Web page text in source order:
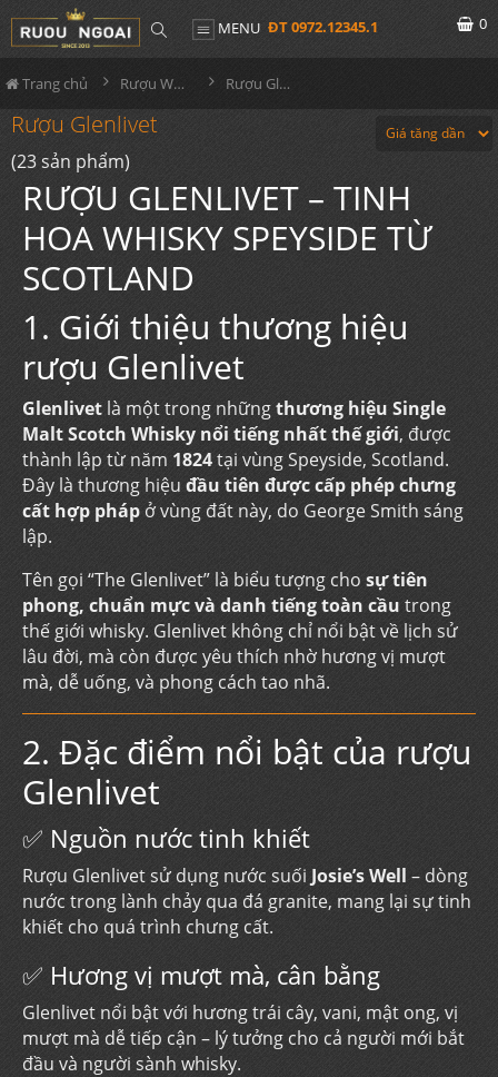
MENU ĐT 0972.12345.1 0
Trang chủ Rượu Whisky Rượu Glenlivet
Rượu Glenlivet
(23 sản phẩm)
RƯỢU GLENLIVET – TINH
HOA WHISKY SPEYSIDE TỪ
SCOTLAND
1. Giới thiệu thương hiệu
rượu Glenlivet
Glenlivet là một trong nhữngthương hiệu Single
Malt Scotch Whisky nổi tiếng nhất thế giới, được
thành lập từ năm 1824tại vùng Speyside, Scotland.
Đây là thương hiệu đầu tiên được cấp phép chưng
cất hợp pháp ở vùng đất này, do George Smith sáng
lập.
Tên gọi “The Glenlivet” là biểu tượng cho sự tiên
phong, chuẩn mực và danh tiếng toàn cầu trong
thế giới whisky. Glenlivet không chỉ nổi bật về lịch sử
lâu đời, mà còn được yêu thích nhờ hương vị mượt
mà, dễ uống, và phong cách tao nhã.
2. Đặc điểm nổi bật của rượu
Glenlivet
✅ Nguồn nước tinh khiết
Rượu Glenlivet sử dụng nước suối Josie’s Well – dòng
nước trong lành chảy qua đá granite, mang lại sự tinh
khiết cho quá trình chưng cất.
✅ Hương vị mượt mà, cân bằng
Glenlivet nổi bật với hương trái cây, vani, mật ong, vị
mượt mà dễ tiếp cận – lý tưởng cho cả người mới bắt
đầu và người sành whisky.